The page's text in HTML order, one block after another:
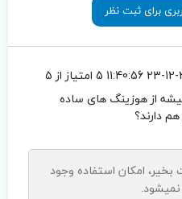
برای ثبت نظر
5 امتیاز از 5
از هوزینگ های ساده
دارند؟
امکان استفاده وجود
نمیشود.